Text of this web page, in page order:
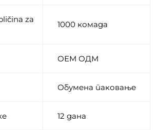
za
1000 комада
ОЕМ ОДМ
Обумена паковање
12 дана